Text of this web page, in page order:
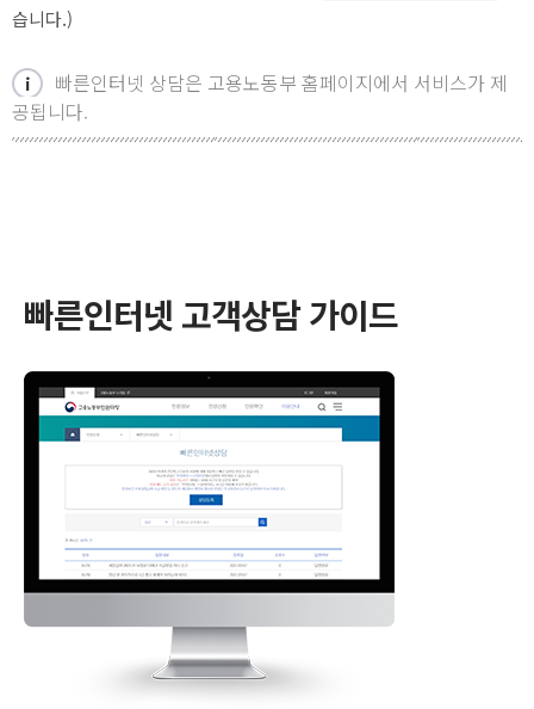
습니다.)
빠른인터넷 상담은 고용노동부 홈페이지에서 서비스가 제
공됩니다.
빠른인터넷 고객상담 가이드